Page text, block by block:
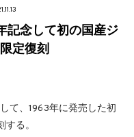
記念して初の国産ジ
定復刻
て、1963年に発売した初
る。